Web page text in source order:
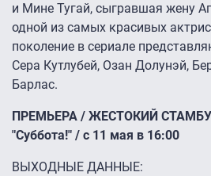
и Мине Тугай, сыгравшая жену
одной из самых красивых
поколение в сериале
Сера Кутлубей, Озан Долунэй,
Барлас.
ПРЕМЬЕРА / ЖЕСТОКИЙ
"Суббота!" / с 11 мая в 16:00
ВЫХОДНЫЕ ДАННЫЕ: